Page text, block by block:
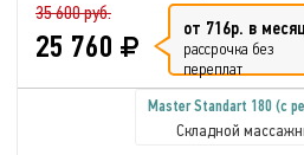
35 600 руб.
25 760 от 716р. в
рассрочка без
переплат
Master Standart 180 (с
Складной